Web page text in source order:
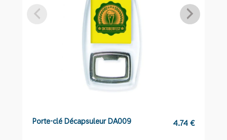
Porte-clé Décapsuleur DA009 4.74€